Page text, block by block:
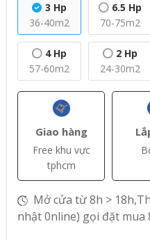
3 Hp
36-40m2
6.5 Hp
70-75m2
4 Hp
57-60m2
2 Hp
24-30m2
Giao hàng
Free khu vực
tphcm
Mở cửa từ 8h >
nhật 0nline) gọi đặt mua